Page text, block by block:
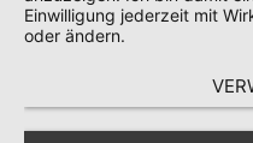
Einwilligung jederzeit mit
oder ändern.